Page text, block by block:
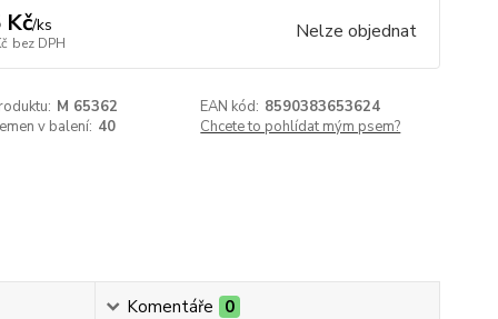
Kč/ks
bez DPH Nelze objednat
M 65362 EAN kód: 8590383653624
v balení: 40 Chcete to pohlídat mým psem?
Komentáře 0